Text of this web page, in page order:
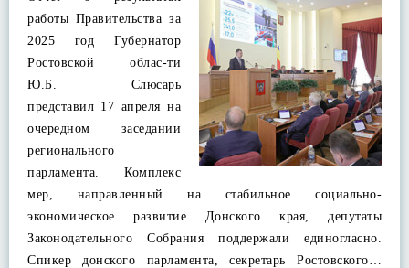
работы Правительства за
2025 год Губернатор
Ростовской облас-ти
Ю.Б. Слюсарь
представил 17 апреля на
очередном заседании
регионального
парламента. Комплекс
мер, направленный на стабильное социально-
экономическое развитие Донского края, депутаты
Законодательного Собрания поддержали единогласно.
Спикер донского парламента, секретарь Ростовского…